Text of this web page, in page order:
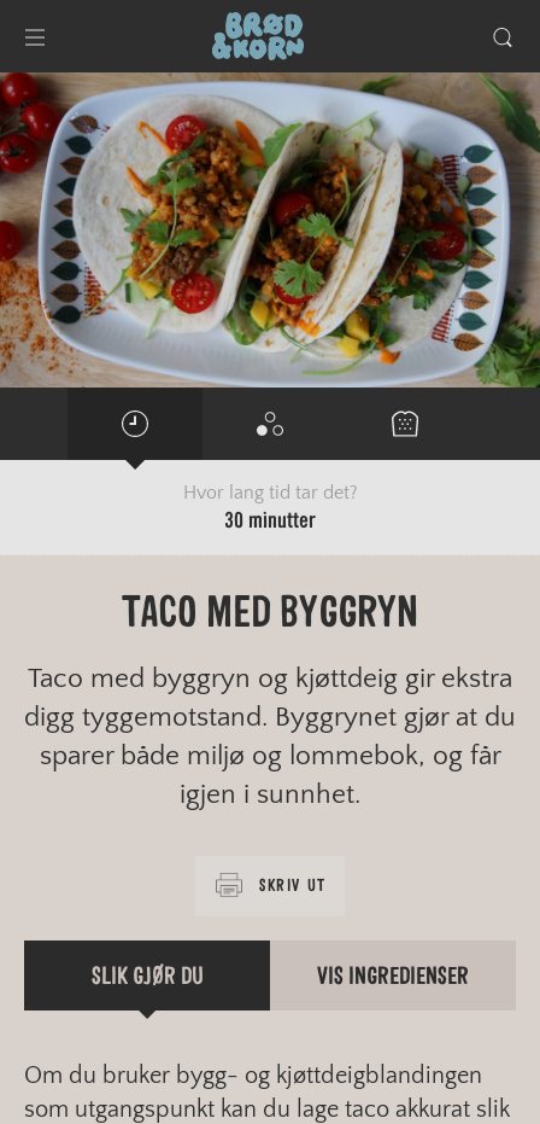
Hvor lang tid tar det?
30 minutter
TACO MED BYGGRYN
Taco med byggryn og kjøttdeig gir ekstra
digg tyggemotstand. Byggrynet gjør at du
sparer både miljø og lommebok, og får
igjen i sunnhet.
SKRIV UT
SLIK GJØR DU VIS INGREDIENSER
Om du bruker bygg- og kjøttdeigblandingen
som utgangspunkt kan du lage taco akkurat slik